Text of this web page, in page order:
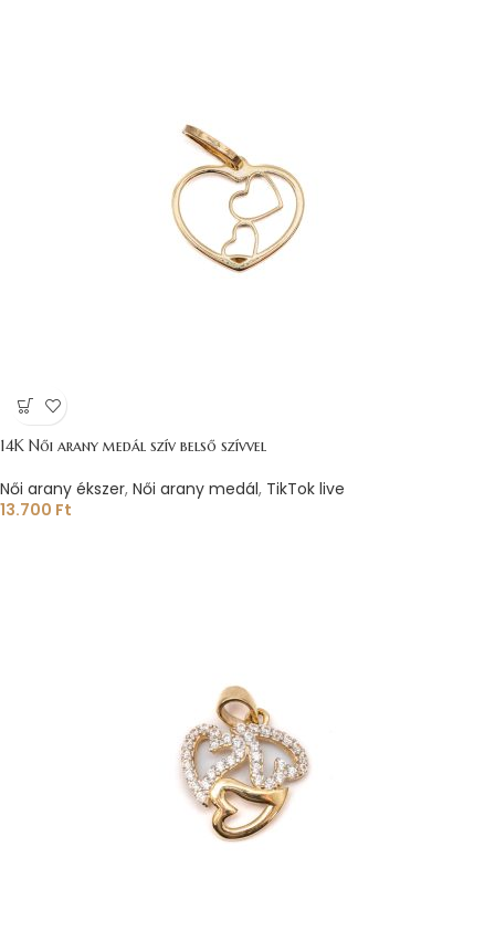
14K Női arany medál szív belső szívvel
Női arany ékszer, Női arany medál, TikTok live
13.700 Ft